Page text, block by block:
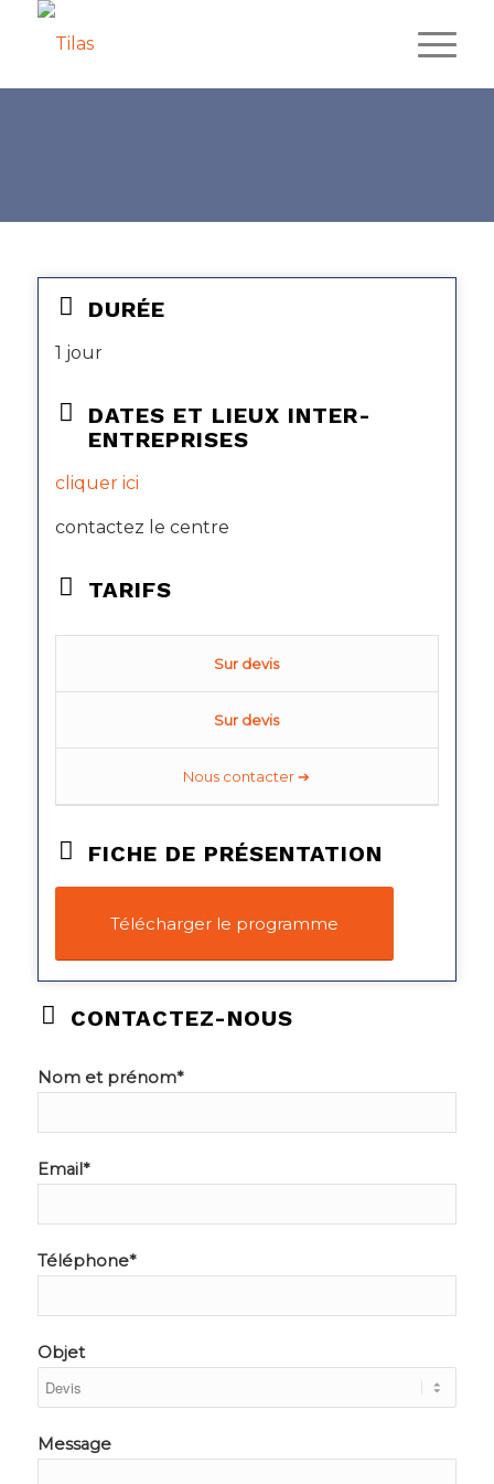
DURÉE
1 jour
DATES ET LIEUX INTER-
ENTREPRISES
cliquer ici
contactez le centre
TARIFS
Sur devis
Sur devis
Nous contacter ➔
FICHE DE PRÉSENTATION
Télécharger le programme
CONTACTEZ-NOUS
Nom et prénom*
Email*
Téléphone*
Objet
Message